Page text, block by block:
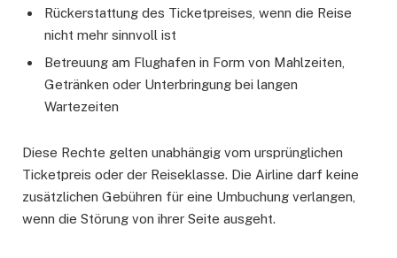
Rückerstattung des Ticketpreises, wenn die Reise
nicht mehr sinnvoll ist
Betreuung am Flughafen in Form von Mahlzeiten,
Getränken oder Unterbringung bei langen
Wartezeiten
Diese Rechte gelten unabhängig vom ursprünglichen
Ticketpreis oder der Reiseklasse. Die Airline darf keine
zusätzlichen Gebühren für eine Umbuchung verlangen,
wenn die Störung von ihrer Seite ausgeht.